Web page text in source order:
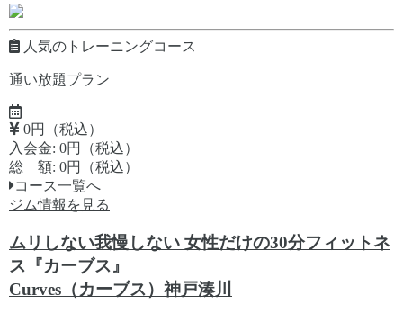
人気のトレーニングコース
通い放題プラン
0円（税込）
入会金: 0円（税込）
総 額: 0円（税込）
コース一覧へ
ジム情報を見る
ムリしない我慢しない 女性だけの30分フィットネ
ス『カーブス』
Curves（カーブス）神戸湊川